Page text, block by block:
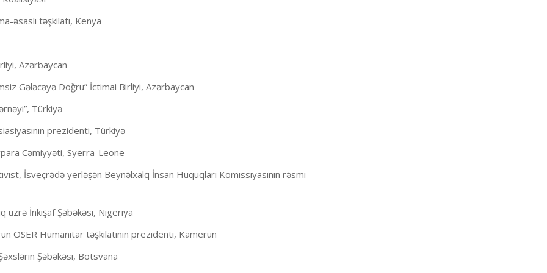
əsaslı təşkilatı, Kenya
Azərbaycan
Gələcəyə Doğru” İctimai Birliyi, Azərbaycan
Türkiyə
prezidenti, Türkiyə
Cəmiyyəti, Syerra-Leone
İsveçrədə yerləşən Beynəlxalq İnsan Hüquqları Komissiyasının rəsmi
üzrə İnkişaf Şəbəkəsi, Nigeriya
OSER Humanitar təşkilatının prezidenti, Kamerun
Şəbəkəsi, Botsvana